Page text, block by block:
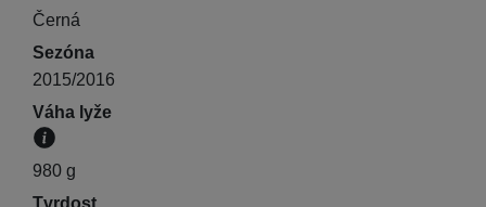
Převládající barva výrobku.
Černá
Sezóna
2015/2016
Váha lyže
Hmotnost jedné lyže v gramech.
980 g
Tvrdost